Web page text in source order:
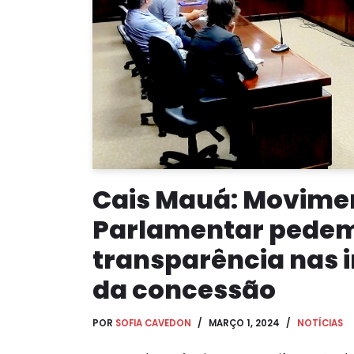
Cais Mauá:
Parlamentar
transparência nas
da concessão
POR SOFIA CAVEDON MARÇO 1, 2024 NOTÍCIAS